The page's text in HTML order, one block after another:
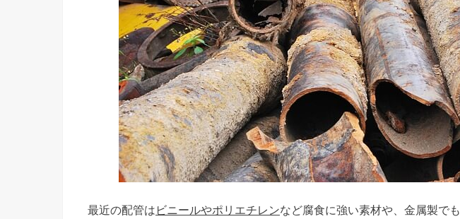
最近の配管は ビニールやポリエチレンなど腐食に強い素材や、金属製でも